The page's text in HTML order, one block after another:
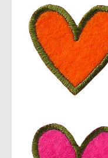
harten
MonoQuick
aantal